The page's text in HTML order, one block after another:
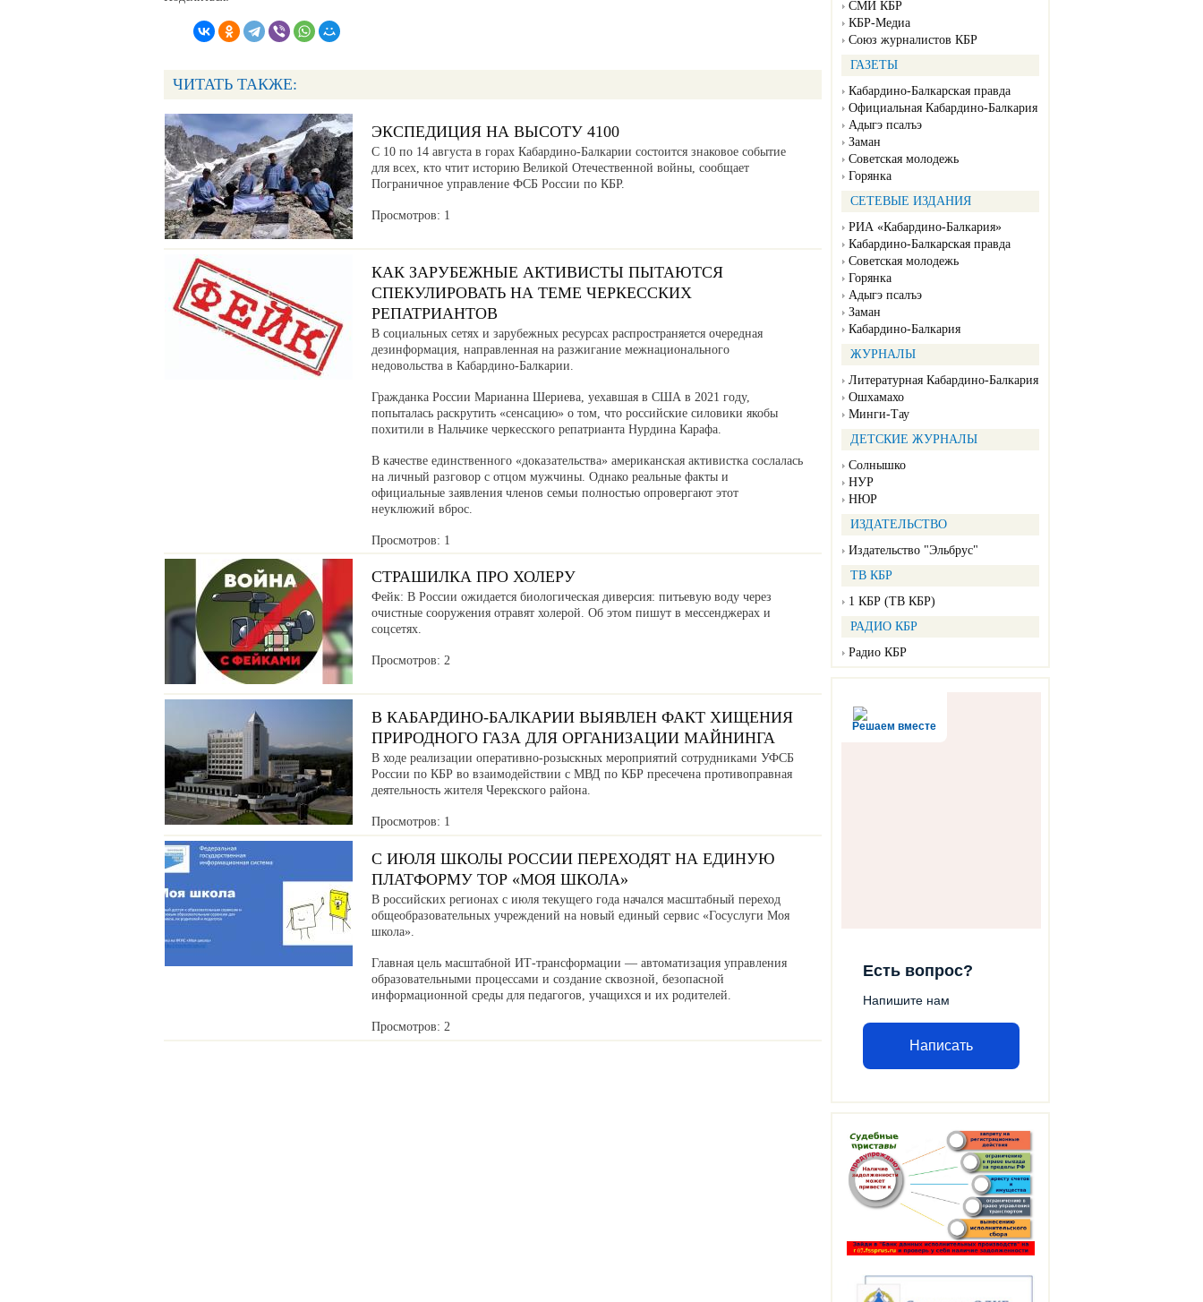
СМИ КБР
КБР-Медиа
Союз журналистов КБР
ГАЗЕТЫ
Кабардино-Балкарская правда
Официальная Кабардино-Балкария
Адыгэ псалъэ
Заман
Советская молодежь
Горянка
СЕТЕВЫЕ ИЗДАНИЯ
РИА «Кабардино-Балкария»
Кабардино-Балкарская правда
Советская молодежь
Горянка
Адыгэ псалъэ
Заман
Кабардино-Балкария
ЖУРНАЛЫ
Литературная Кабардино-Балкария
Ошхамахо
Минги-Тау
ДЕТСКИЕ ЖУРНАЛЫ
Солнышко
НУР
НЮР
ИЗДАТЕЛЬСТВО
Издательство "Эльбрус"
ТВ КБР
1 КБР (ТВ КБР)
РАДИО КБР
Радио КБР
Решаем вместе
Есть вопрос?
Напишите нам
Написать
ЧИТАТЬ ТАКЖЕ:
ЭКСПЕДИЦИЯ НА ВЫСОТУ 4100
С 10 по 14 августа в горах Кабардино-Балкарии состоится знаковое событие
для всех, кто чтит историю Великой Отечественной войны, сообщает
Пограничное управление ФСБ России по КБР.
Просмотров: 1
КАК ЗАРУБЕЖНЫЕ АКТИВИСТЫ ПЫТАЮТСЯ
СПЕКУЛИРОВАТЬ НА ТЕМЕ ЧЕРКЕССКИХ
РЕПАТРИАНТОВ
В социальных сетях и зарубежных ресурсах распространяется очередная
дезинформация, направленная на разжигание межнационального
недовольства в Кабардино-Балкарии.
Гражданка России Марианна Шериева, уехавшая в США в 2021 году,
попыталась раскрутить «сенсацию» о том, что российские силовики якобы
похитили в Нальчике черкесского репатрианта Нурдина Карафа.
В качестве единственного «доказательства» американская активистка сослалась
на личный разговор с отцом мужчины. Однако реальные факты и
официальные заявления членов семьи полностью опровергают этот
неуклюжий вброс.
Просмотров: 1
СТРАШИЛКА ПРО ХОЛЕРУ
Фейк: В России ожидается биологическая диверсия: питьевую воду через
очистные сооружения отравят холерой. Об этом пишут в мессенджерах и
соцсетях.
Просмотров: 2
В КАБАРДИНО-БАЛКАРИИ ВЫЯВЛЕН ФАКТ ХИЩЕНИЯ
ПРИРОДНОГО ГАЗА ДЛЯ ОРГАНИЗАЦИИ МАЙНИНГА
В ходе реализации оперативно-розыскных мероприятий сотрудниками УФСБ
России по КБР во взаимодействии с МВД по КБР пресечена противоправная
деятельность жителя Черекского района.
Просмотров: 1
С ИЮЛЯ ШКОЛЫ РОССИИ ПЕРЕХОДЯТ НА ЕДИНУЮ
ПЛАТФОРМУ ТОР «МОЯ ШКОЛА»
В российских регионах с июля текущего года начался масштабный переход
общеобразовательных учреждений на новый единый сервис «Госуслуги Моя
школа».
Главная цель масштабной ИТ-трансформации — автоматизация управления
образовательными процессами и создание сквозной, безопасной
информационной среды для педагогов, учащихся и их родителей.
Просмотров: 2